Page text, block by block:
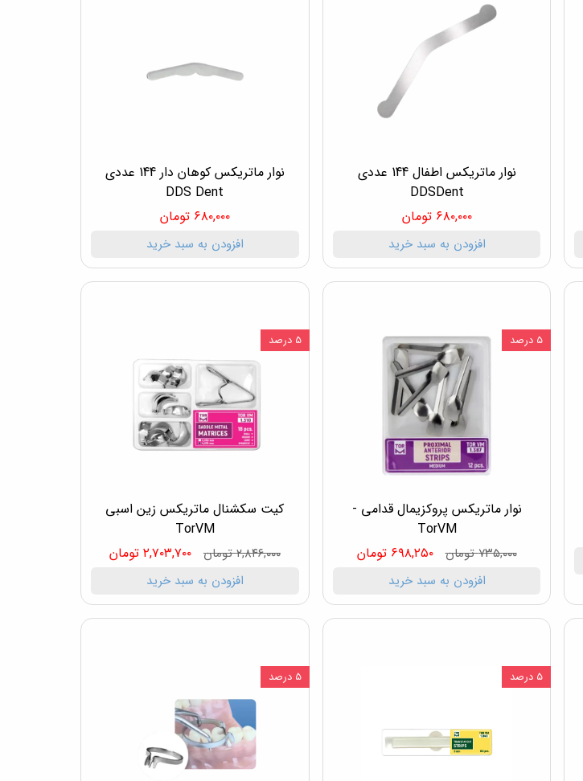
نوار ماتریکس اطفال 144 عددی
DDSDent
۶۸۰,۰۰۰ تومان
افزودن به سبد خرید
نوار ماتریکس کوهان دار 144 عددی
DDS Dent
۶۸۰,۰۰۰ تومان
افزودن به سبد خرید
نوار ماتریکس پروکزیمال قدامی -
TorVM
۷۳۵,۰۰۰ تومان ۶۹۸,۲۵۰ تومان
افزودن به سبد خرید
۵ درصد
کیت سکشنال ماتریکس زین اسبی
TorVM
۲,۸۴۶,۰۰۰ تومان ۲,۷۰۳,۷۰۰ تومان
افزودن به سبد خرید
۵ درصد
۵ درصد ۵ درصد